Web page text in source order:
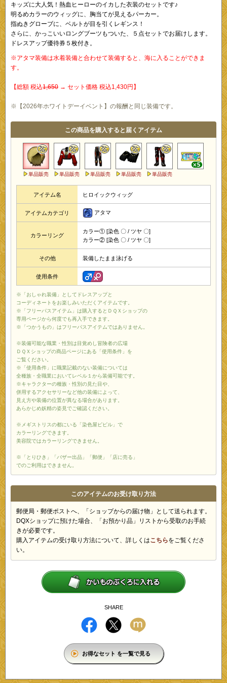
キッズに大人気！熱血ヒーローのイカした衣装のセットです♪
明るめカラーのウィッグに、胸当てが見えるパーカー。
指ぬきグローブに、ベルトが目を引くレギンス！
さらに、かっこいいロングブーツもついた、５点セットでお届けします。
ドレスアップ優待券５枚付き。
※アタマ装備は水着装備と合わせて装備すると、海に入ることができま
す。
【総額 税込1,650 → セット価格 税込1,430円】
※【2026年ホワイトデーイベント】の報酬と同じ装備です。
この商品を購入すると届くアイテム
単品販売 単品販売 単品販売 単品販売 単品販売
アイテム名 ヒロイックウィッグ
アイテムカテゴリ アタマ
カラーリング
カラー① [染色 〇 / ツヤ 〇]
カラー② [染色 〇 / ツヤ 〇]
その他 装備したまま泳げる
使用条件
※「おしゃれ装備」としてドレスアップと
コーディネートをお楽しみいただくアイテムです。
※「フリーパスアイテム」は購入するとＤＱＸショップの
専用ページから何度でも再入手できます。
※「つかうもの」はフリーパスアイテムではありません。
※装備可能な職業・性別は目覚めし冒険者の広場
ＤＱＸショップの商品ページにある「使用条件」を
ご覧ください。
※「使用条件」に職業記載のない装備については
全種族・全職業においてレベル１から装備可能です。
※キャラクターの種族・性別の見た目や、
併用するアクセサリーなど他の装備によって、
見え方や装備の位置が異なる場合があります。
あらかじめ妖精の姿見でご確認ください。
※メギストリスの都にいる「染色屋ピピル」で
カラーリングできます。
美容院ではカラーリングできません。
※「とりひき」「バザー出品」「郵便」「店に売る」
でのご利用はできません。
このアイテムのお受け取り方法
郵便局・郵便ポストへ、「ショップからの届け物」として送られます。
DQXショップに預けた場合、「お預かり品」リストから受取のお手続
きが必要です。
購入アイテムの受け取り方法について、詳しくはこちらをご覧くださ
い。
SHARE
お得なセット を一覧で見る